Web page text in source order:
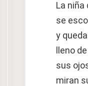
La niña
se
y
lleno
sus
miran